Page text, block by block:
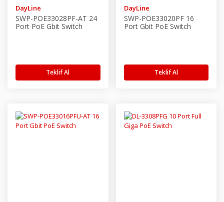
DayLine
SWP-POE33028PF-AT 24
Port PoE Gbit Switch
Teklif Al
DayLine
SWP-POE33020PF 16
Port Gbit PoE Switch
Teklif Al